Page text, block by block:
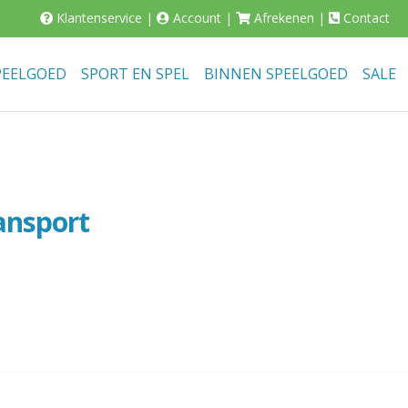
Klantenservice | Account | Afrekenen | Contact
SPORT EN SPEL BINNEN SPEELGOED SALE